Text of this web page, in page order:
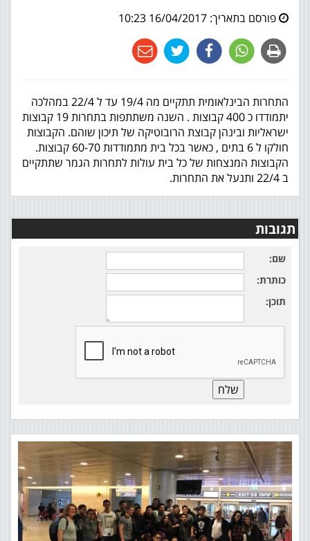
פורסם בתאריך: 16/04/2017 10:23
התחרות הבינלאומית תתקיים מה 19/4 עד ל 22/4 במהלכה
יתמודדו כ 400 קבוצות . השנה משתתפות בתחרות 19 קבוצות
ישראליות ובינהן קבוצת הרובוטיקה של תיכון שוהם. הקבוצות
חולקו ל 6 בתים , כאשר בכל בית מתמודדות 60-70 קבוצות.
הקבוצות המנצחות של כל בית עולות לתחרות הגמר שתתקיים
ב 22/4 ותנעל את התחרות.
תגובות
שם:
כותרת:
תוכן: